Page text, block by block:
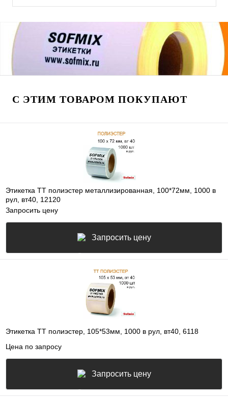
С ЭТИМ ТОВАРОМ ПОКУПАЮТ
Этикетка ТТ полиэстер металлизированная, 100*72мм, 1000 в
рул, вт40, 12120
Запросить цену
Запросить цену
Этикетка ТТ полиэстер, 105*53мм, 1000 в рул, вт40, 6118
Цена по запросу
Запросить цену